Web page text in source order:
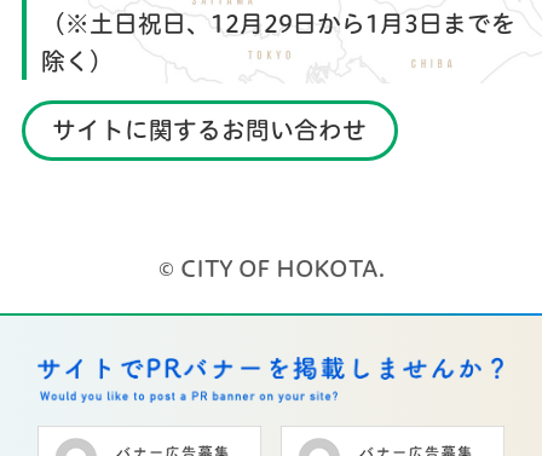
（※土日祝日、12月29日から1月3日までを
除く）
サイトに関するお問い合わせ
© CITY OF HOKOTA.